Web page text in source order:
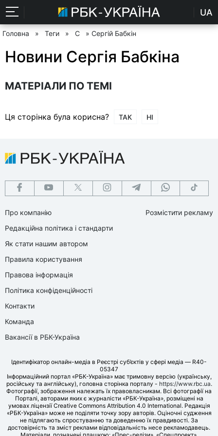
UA
Головна » Теги » С » Сергій Бабкін
Новини Сергія Бабкіна
МАТЕРІАЛИ ПО ТЕМІ
Ця сторінка була корисна? ТАК НІ
Про компанію
Редакційна політика і стандарти
Як стати нашим автором
Правила користування
Правова інформація
Політика конфіденційності
Контакти
Команда
Вакансії в РБК-Україна
Розмістити рекламу
Ідентифікатор онлайн-медіа в Реєстрі суб’єктів у сфері медіа — R40-
05347
Інформаційний портал «РБК-Україна» має тримовну версію (українську,
російську та англійську), головна сторінка порталу - https://www.rbc.ua.
Фотографії, зображення належать їх правовласникам. Всі фотографії на
Порталі, авторами яких є журналісти «РБК-Україна», розміщені на
умовах ліцензії Creative Commons Attribution 4.0 International. Редакція
«РБК-Україна» може не поділяти точку зору авторів. Оціночні судження
не підлягають спростуванню та доведенню їх правдивості. За
достовірність та зміст реклами відповідальність несе рекламодавець.